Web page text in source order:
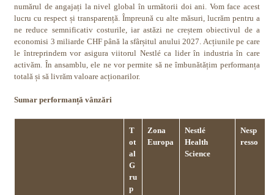
numărul de angajați la nivel global în următorii doi ani. Vom face acest
lucru cu respect și transparență. Împreună cu alte măsuri, lucrăm pentru a
ne reduce semnificativ costurile, iar astăzi ne creștem obiectivul de a
economisi 3 miliarde CHF până la sfârșitul anului 2027. Acțiunile pe care
le întreprindem vor asigura viitorul Nestlé ca lider în industria în care
activăm. În ansamblu, ele ne vor permite să ne îmbunătățim performanța
totală și să livrăm valoare acționarilor.
Sumar performanță vânzări
T
ot
al
G
ru
p
Zona
Europa
Nestlé
Health
Science
Nesp
resso